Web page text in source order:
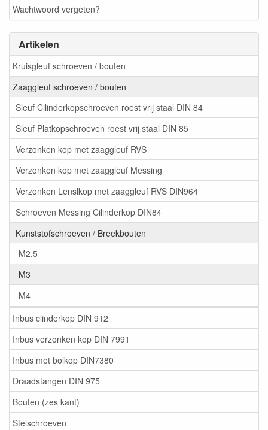
Wachtwoord vergeten?
Artikelen
Kruisgleuf schroeven / bouten
Zaaggleuf schroeven / bouten
Sleuf Cilinderkopschroeven roest vrij staal DIN 84
Sleuf Platkopschroeven roest vrij staal DIN 85
Verzonken kop met zaaggleuf RVS
Verzonken kop met zaaggleuf Messing
Verzonken Lenslkop met zaaggleuf RVS DIN964
Schroeven Messing Cilinderkop DIN84
Kunststofschroeven / Breekbouten
M2,5
M3
M4
Inbus clinderkop DIN 912
Inbus verzonken kop DIN 7991
Inbus met bolkop DIN7380
Draadstangen DIN 975
Bouten (zes kant)
Stelschroeven